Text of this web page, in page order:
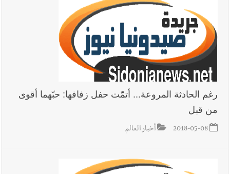
رغم الحادثة المروعة... أتمّت حفل زفافها: حبّهما أقوى
من قبل
2018-05-08 أخبار العالم